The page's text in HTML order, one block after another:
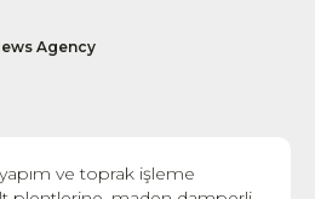
Agency
ve toprak işleme